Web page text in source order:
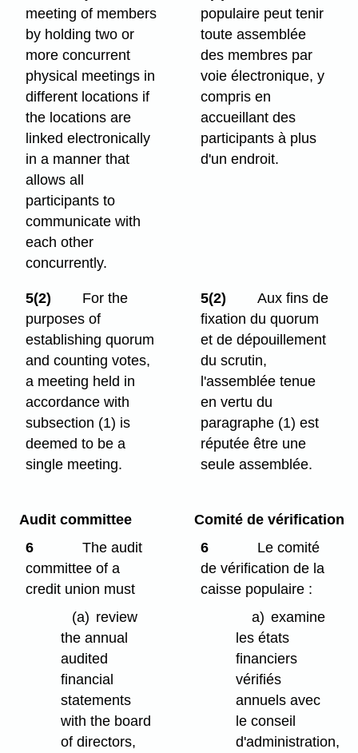
meeting of members
by holding two or
more concurrent
physical meetings in
different locations if
the locations are
linked electronically
in a manner that
allows all
participants to
communicate with
each other
concurrently.
populaire peut tenir
toute assemblée
des membres par
voie électronique, y
compris en
accueillant des
participants à plus
d'un endroit.
5(2)
For the
purposes of
establishing quorum
and counting votes,
a meeting held in
accordance with
subsection (1) is
deemed to be a
single meeting.
5(2)
Aux fins de
fixation du quorum
et de dépouillement
du scrutin,
l'assemblée tenue
en vertu du
paragraphe (1) est
réputée être une
seule assemblée.
Audit committee
6
The audit
committee of a
credit union must
(a) review
the annual
audited
financial
statements
with the board
of directors,
Comité de vérification
6
Le comité
de vérification de la
caisse populaire :
a) examine
les états
financiers
vérifiés
annuels avec
le conseil
d'administration,